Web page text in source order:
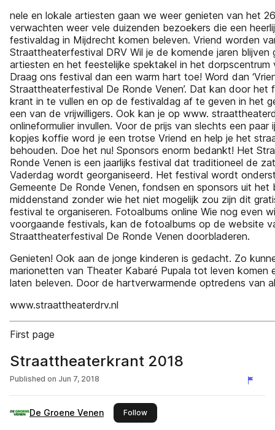
nele en lokale artiesten gaan we weer genieten van het
verwachten weer vele duizenden bezoekers die een
festivaldag in Mijdrecht komen beleven. Vriend worden
Straattheaterfestival DRV Wil je de komende jaren blijven
artiesten en het feestelijke spektakel in het dorpscentrum
Draag ons festival dan een warm hart toe! Word dan
Straattheaterfestival De Ronde Venen’. Dat kan door het
krant in te vullen en op de festivaldag af te geven in het
een van de vrijwilligers. Ook kan je op www.
onlineformulier invullen. Voor de prijs van slechts een paar
kopjes koffie word je een trotse Vriend en help je het
behouden. Doe het nu! Sponsors enorm bedankt! Het
Ronde Venen is een jaarlijks festival dat traditioneel de
Vaderdag wordt georganiseerd. Het festival wordt
Gemeente De Ronde Venen, fondsen en sponsors uit het
middenstand zonder wie het niet mogelijk zou zijn dit
festival te organiseren. Fotoalbums online Wie nog even
voorgaande festivals, kan de fotoalbums op de website
Straattheaterfestival De Ronde Venen doorbladeren.
Genieten! Ook aan de jonge kinderen is gedacht. Zo
marionetten van Theater Kabaré Pupala tot leven komen
laten beleven. Door de hartverwarmende optredens van
www.straattheaterdrv.nl
First page
Straattheaterkrant 2018
Published on Jun 7, 2018
De Groene Venen Followthis publisher